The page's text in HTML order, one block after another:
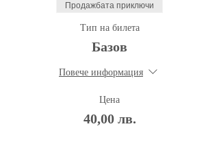
Продажбата приключи
Тип на билета
Базов
Повече информация
Цена
40,00 лв.